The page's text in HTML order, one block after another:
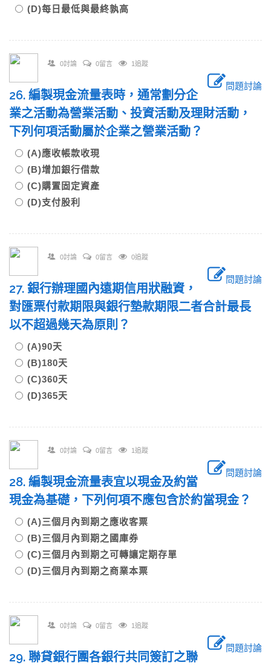
(D)每日最低與最終孰高
0討論 0留言 1追蹤
問題討論
26. 編製現金流量表時，通常劃分企
業之活動為營業活動、投資活動及理財活動，
下列何項活動屬於企業之營業活動？
(A)應收帳款收現
(B)增加銀行借款
(C)購置固定資產
(D)支付股利
0討論 0留言 0追蹤
問題討論
27. 銀行辦理國內遠期信用狀融資，
對匯票付款期限與銀行墊款期限二者合計最長
以不超過幾天為原則？
(A)90天
(B)180天
(C)360天
(D)365天
0討論 0留言 1追蹤
問題討論
28. 編製現金流量表宜以現金及約當
現金為基礎，下列何項不應包含於約當現金？
(A)三個月內到期之應收客票
(B)三個月內到期之國庫券
(C)三個月內到期之可轉讓定期存單
(D)三個月內到期之商業本票
0討論 0留言 1追蹤
問題討論
29. 聯貸銀行團各銀行共同簽訂之聯